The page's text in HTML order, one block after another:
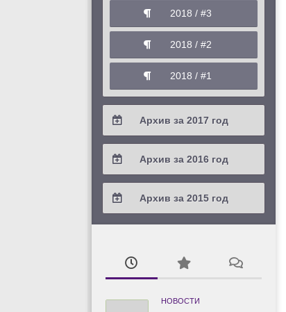
2019 / #1
2018 / #3
2018 / #2
2018 / #1
Архив за 2017 год
2017 / #4
2017 / #3
Архив за 2016 год
2016 / #4
2016 / #3
Архив за 2015 год
2015 / #3
2015 / #2
НОВОСТИ